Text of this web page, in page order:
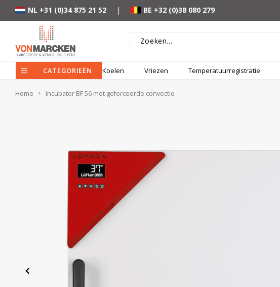
NL +31 (0)34 875 21 52 | BE +32 (0)38 080 279
CATEGORIEËN Koelen Vriezen Temperatuurregistratie
Home Incubator BF 56 met geforceerde convectie